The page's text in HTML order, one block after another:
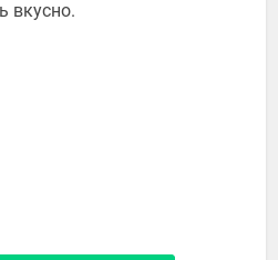
вкусно.